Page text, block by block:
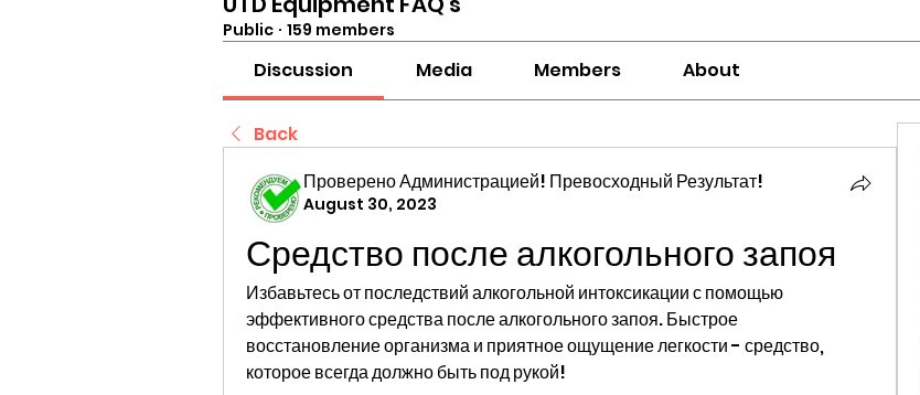
Public · 159 members
Discussion Media Members About
Back
Проверено Администрацией! Превосходный Результат!
August 30, 2023
Средство после алкогольного запоя
Избавьтесь от последствий алкогольной интоксикации с помощью
эффективного средства после алкогольного запоя. Быстрое
восстановление организма и приятное ощущение легкости - средство,
которое всегда должно быть под рукой!